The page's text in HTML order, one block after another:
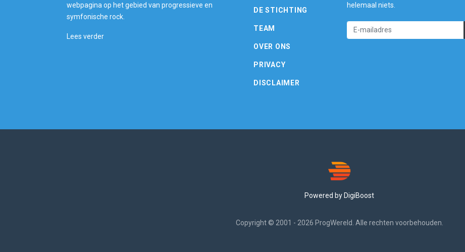
webpagina op het gebied van progressieve en
symfonische rock.
Lees verder
DE STICHTING
TEAM
OVER ONS
PRIVACY
DISCLAIMER
helemaal niets.
Powered by DigiBoost
Copyright © 2001 - 2026 ProgWereld. Alle rechten voorbehouden.